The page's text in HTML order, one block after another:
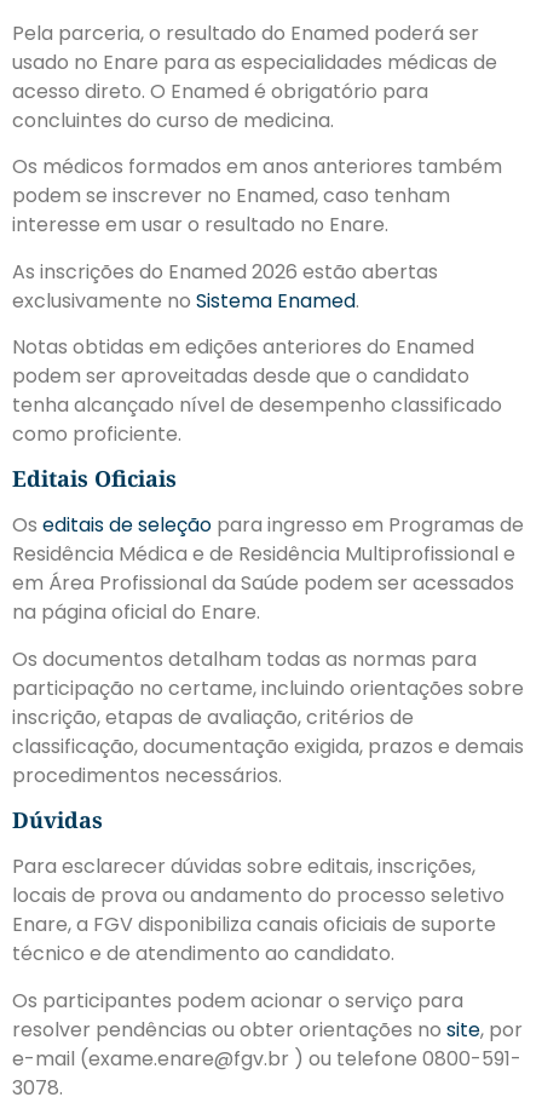
Pela parceria, o resultado do Enamed poderá ser
usado no Enare para as especialidades médicas de
acesso direto. O Enamed é obrigatório para
concluintes do curso de medicina.
Os médicos formados em anos anteriores também
podem se inscrever no Enamed, caso tenham
interesse em usar o resultado no Enare.
As inscrições do Enamed 2026 estão abertas
exclusivamente no Sistema Enamed.
Notas obtidas em edições anteriores do Enamed
podem ser aproveitadas desde que o candidato
tenha alcançado nível de desempenho classificado
como proficiente.
Editais Oficiais
Os editais de seleção para ingresso em Programas de
Residência Médica e de Residência Multiprofissional e
em Área Profissional da Saúde podem ser acessados
na página oficial do Enare.
Os documentos detalham todas as normas para
participação no certame, incluindo orientações sobre
inscrição, etapas de avaliação, critérios de
classificação, documentação exigida, prazos e demais
procedimentos necessários.
Dúvidas
Para esclarecer dúvidas sobre editais, inscrições,
locais de prova ou andamento do processo seletivo
Enare, a FGV disponibiliza canais oficiais de suporte
técnico e de atendimento ao candidato.
Os participantes podem acionar o serviço para
resolver pendências ou obter orientações no site, por
e-mail (exame.enare@fgv.br ) ou telefone 0800-591-
3078.